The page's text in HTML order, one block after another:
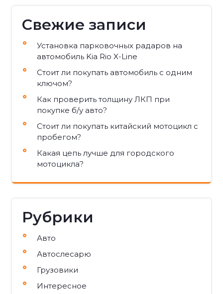
Свежие записи
Установка парковочных радаров на
автомобиль Kia Rio X-Line
Стоит ли покупать автомобиль с одним
ключом?
Как проверить толщину ЛКП при
покупке б/у авто?
Стоит ли покупать китайский мотоцикл с
пробегом?
Какая цепь лучше для городского
мотоцикла?
Рубрики
Авто
Автослесарю
Грузовики
Интересное